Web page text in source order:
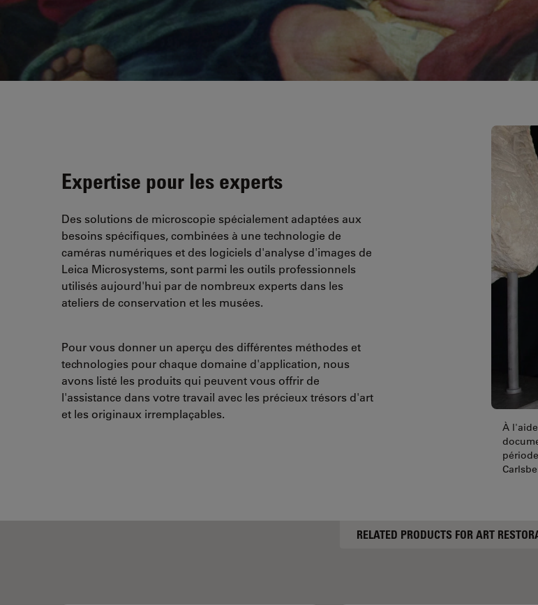
Expertise pour les experts
Des solutions de microscopie spécialement adaptées aux
besoins spécifiques, combinées à une technologie de
caméras numériques et des logiciels d'analyse d'images de
Leica Microsystems, sont parmi les outils professionnels
utilisés aujourd'hui par de nombreux experts dans les
ateliers de conservation et les musées.
Pour vous donner un aperçu des différentes méthodes et
technologies pour chaque domaine d'application, nous
avons listé les produits qui peuvent vous offrir de
l'assistance dans votre travail avec les précieux trésors d'art
et les originaux irremplaçables.
À
RELATED PRODUCTS FOR ART